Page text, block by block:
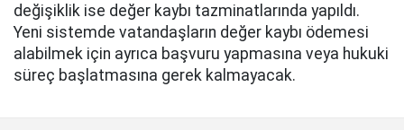
değişiklik ise değer kaybı tazminatlarında yapıldı.
Yeni sistemde vatandaşların değer kaybı ödemesi
alabilmek için ayrıca başvuru yapmasına veya hukuki
süreç başlatmasına gerek kalmayacak.